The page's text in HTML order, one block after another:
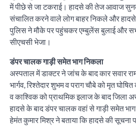
में पीछे से जा टकराई। हादसे की तेज आवाज
संचालित करने वाले लोग बाहर निकले और
पुलिस ने मौके पर पहुंचकर एम्बुलेंस बुलाई और
सीएचसी भेजा।
डंपर चालक गाड़ी समेत भाग निकला
अस्पताल में डाक्टर ने जांच के बाद कार सवार
भार्गव, रिश्तेदार शुभम व पराग चौबे को मृत
व काश्विक को प्राथमिक इलाज के बाद जिला
हादसे के बाद डंपर चालक वहां से गाड़ी समेत
हेमंत कुमार मिश्र ने बताया कि हादसे की सूचना